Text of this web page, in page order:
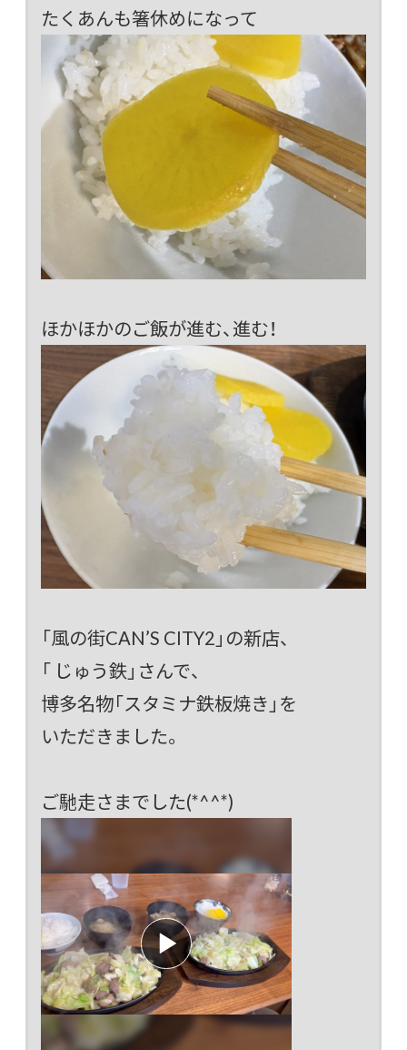
たくあんも箸休めになって
ほかほかのご飯が進む、進む！
「風の街CAN’S CITY2」の新店、
「 じゅう鉄」さんで、
博多名物「スタミナ鉄板焼き」を
いただきました。
ご馳走さまでした(*^^*)